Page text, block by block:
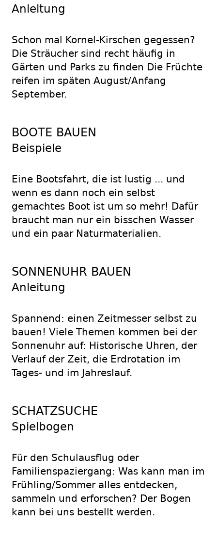
Anleitung
Schon mal Kornel-Kirschen gegessen?
Die Sträucher sind recht häufig in
Gärten und Parks zu finden Die Früchte
reifen im späten August/Anfang
September.
BOOTE BAUEN
Beispiele
Eine Bootsfahrt, die ist lustig ... und
wenn es dann noch ein selbst
gemachtes Boot ist um so mehr! Dafür
braucht man nur ein bisschen Wasser
und ein paar Naturmaterialien.
SONNENUHR BAUEN
Anleitung
Spannend: einen Zeitmesser selbst zu
bauen! Viele Themen kommen bei der
Sonnenuhr auf: Historische Uhren, der
Verlauf der Zeit, die Erdrotation im
Tages- und im Jahreslauf.
SCHATZSUCHE
Spielbogen
Für den Schulausflug oder
Familienspaziergang: Was kann man im
Frühling/Sommer alles entdecken,
sammeln und erforschen? Der Bogen
kann bei uns bestellt werden.